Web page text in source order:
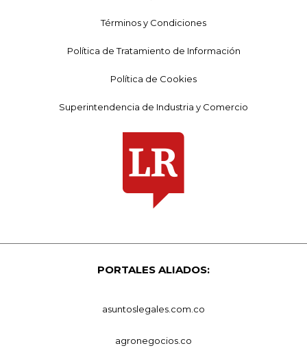
Términos y Condiciones
Política de Tratamiento de Información
Política de Cookies
Superintendencia de Industria y Comercio
PORTALES ALIADOS:
asuntoslegales.com.co
agronegocios.co